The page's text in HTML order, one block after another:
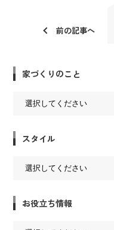
前の記事へ
家づくりのこと
スタイル
お役立ち情報